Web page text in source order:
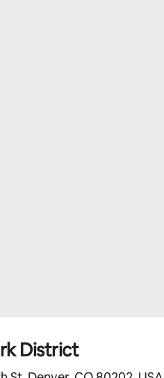
District